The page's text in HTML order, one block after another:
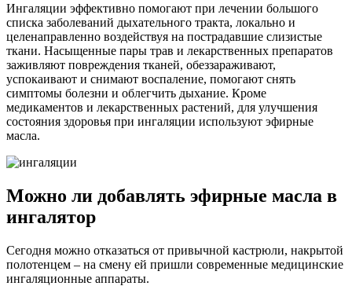
Ингаляции эффективно помогают при лечении большого
списка заболеваний дыхательного тракта, локально и
целенаправленно воздействуя на пострадавшие слизистые
ткани. Насыщенные пары трав и лекарственных препаратов
заживляют повреждения тканей, обеззараживают,
успокаивают и снимают воспаление, помогают снять
симптомы болезни и облегчить дыхание. Кроме
медикаментов и лекарственных растений, для улучшения
состояния здоровья при ингаляции используют эфирные
масла.
Можно ли добавлять эфирные масла в
ингалятор
Сегодня можно отказаться от привычной кастрюли, накрытой
полотенцем – на смену ей пришли современные медицинские
ингаляционные аппараты.